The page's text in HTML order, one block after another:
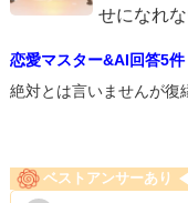
せになれ
恋愛マスター&AI回答5件
絶対とは言いませんが復
ベストアンサーあり